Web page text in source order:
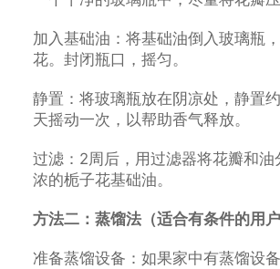
加入基础油：将基础油倒入玻璃瓶
花。封闭瓶口，摇匀。
静置：将玻璃瓶放在阴凉处，静置
天摇动一次，以帮助香气释放。
过滤：2周后，用过滤器将花瓣和油
浓的栀子花基础油。
方法二：蒸馏法（适合有条件的用户
准备蒸馏设备：如果家中有蒸馏设